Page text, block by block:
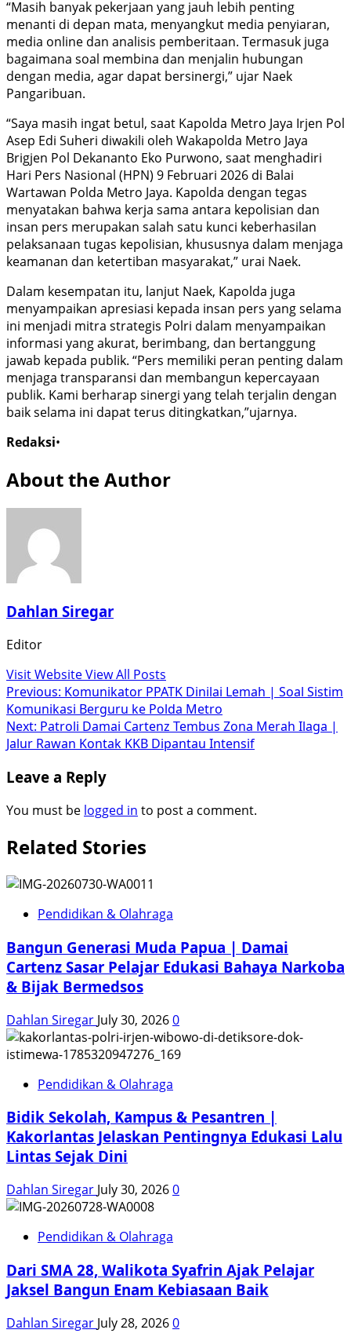
“Masih banyak pekerjaan yang jauh lebih penting
menanti di depan mata, menyangkut media penyiaran,
media online dan analisis pemberitaan. Termasuk juga
bagaimana soal membina dan menjalin hubungan
dengan media, agar dapat bersinergi,” ujar Naek
Pangaribuan.
“Saya masih ingat betul, saat Kapolda Metro Jaya Irjen Pol
Asep Edi Suheri diwakili oleh Wakapolda Metro Jaya
Brigjen Pol Dekananto Eko Purwono, saat menghadiri
Hari Pers Nasional (HPN) 9 Februari 2026 di Balai
Wartawan Polda Metro Jaya. Kapolda dengan tegas
menyatakan bahwa kerja sama antara kepolisian dan
insan pers merupakan salah satu kunci keberhasilan
pelaksanaan tugas kepolisian, khususnya dalam menjaga
keamanan dan ketertiban masyarakat,” urai Naek.
Dalam kesempatan itu, lanjut Naek, Kapolda juga
menyampaikan apresiasi kepada insan pers yang selama
ini menjadi mitra strategis Polri dalam menyampaikan
informasi yang akurat, berimbang, dan bertanggung
jawab kepada publik. “Pers memiliki peran penting dalam
menjaga transparansi dan membangun kepercayaan
publik. Kami berharap sinergi yang telah terjalin dengan
baik selama ini dapat terus ditingkatkan,”ujarnya.
Redaksi•
About the Author
Dahlan Siregar
Editor
Visit WebsiteView All Posts
Post
navigation
Previous: Komunikator PPATK Dinilai Lemah | Soal Sistim
Komunikasi Berguru ke Polda Metro
Next: Patroli Damai Cartenz Tembus Zona Merah Ilaga |
Jalur Rawan Kontak KKB Dipantau Intensif
Leave a Reply
You must be logged in to post a comment.
Related Stories
Pendidikan & Olahraga
Bangun Generasi Muda Papua | Damai
Cartenz Sasar Pelajar Edukasi Bahaya Narkoba
& Bijak Bermedsos
Dahlan Siregar July 30, 20260
Pendidikan & Olahraga
Bidik Sekolah, Kampus & Pesantren |
Kakorlantas Jelaskan Pentingnya Edukasi Lalu
Lintas Sejak Dini
Dahlan Siregar July 30, 20260
Pendidikan & Olahraga
Dari SMA 28, Walikota Syafrin Ajak Pelajar
Jaksel Bangun Enam Kebiasaan Baik
Dahlan Siregar July 28, 20260